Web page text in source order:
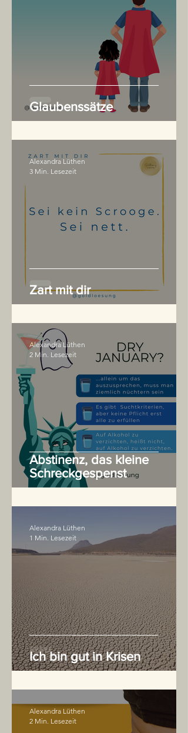
Glaubenssätze
Zart mit dir
Alexandra Lüthen
3 Min. Lesezeit
Abstinenz, das kleine
Schreckgespenst
Alexandra Lüthen
2 Min. Lesezeit
Ich bin gut in Krisen
Alexandra Lüthen
1 Min. Lesezeit
Alexandra Lüthen
2 Min. Lesezeit